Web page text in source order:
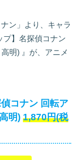
ン」より、キャラ
プ】名探偵コナン
明) 』が、アニメ
コナン 回転ア
明) 1,870円(税